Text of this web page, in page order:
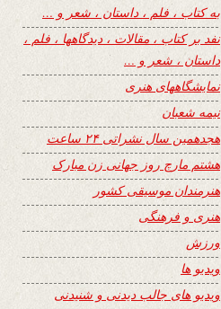
به کتاب ، فلم ، داستان ، شعر و …
نفد بر کتاب ، مقالات ، دیدگاهها ، فلم ،
داستان ، شعر و …
نمایشگاههای هنری
نیمه شعبان
هجدهمین سال نشراتی ۲۴ ساعت
هشتم مارچ روز جهانی زن مبارک
هنرمندان موسیقی کشور
هنری و فرهنگی
ورزش
ویدیو ها
ویدیو های جالب دیدنی و شنیدنی